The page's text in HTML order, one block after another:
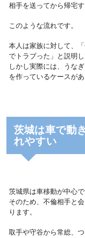
相手を送ってから帰宅す
このような流れです。
本人は家族に対して、
でトラブった」と説明
しかし実際には、うな
を作っているケースがあ
茨城は車で動
れやすい
茨城県は車移動が中心で
そのため、不倫相手と
ります。
取手や守谷から常総、